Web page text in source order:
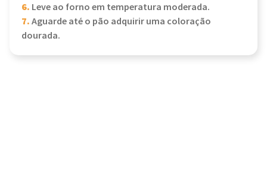
6. Leve ao forno em temperatura moderada.
7.Aguarde até o pão adquirir uma coloração
dourada.